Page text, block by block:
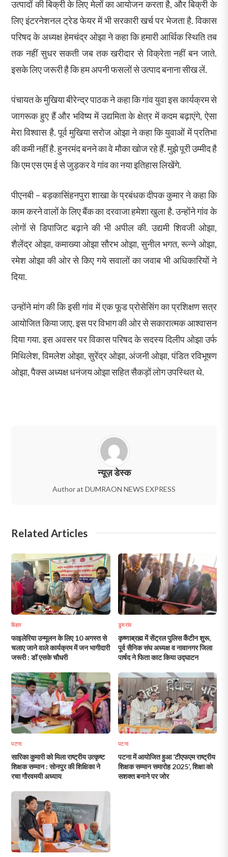
उत्पादों की बिक्री के लिए मेलों का आयोजन करता है, और बिक्री के
लिए इंटरनेशनल ट्रेड फेयर में भी सरकारी खर्च पर भेजता है. विकास
परिषद के अध्यक्ष हेमचंद्र ओझा ने कहा कि हमारी आर्थिक स्थिति तब
तक नहीं सुधर सकती जब तक खरीदार से विक्रेता नहीं बन जाते.
इसके लिए जरूरी है कि हम अपनी फसलों से उत्पाद बनाना सीख लें.
पंचायत के मुखिया बीरेन्द्र पाठक ने कहा कि गांव युवा इस कार्यक्रम से
जागरूक हुए हैं और भविष्य में उद्यमिता के क्षेत्र में कदम बढ़ाएंगे, ऐसा
मेरा विश्वास है. पूर्व मुखिया सरोज ओझा ने कहा कि युवाओं में प्रतिभा
की कमी नहीं है. हुनरमंद बनने का वे मौका खोज रहे हैं. मुझे पूरी उम्मीद है
कि एम एस एम ई से जुड़कर वे गांव का नया इतिहास लिखेंगे.
पीएनबी – बड़कासिंहनपुरा शाखा के प्रबंधक दीपक कुमार ने कहा कि
काम करने वालों के लिए बैंक का दरवाजा हमेशा खुला है. उन्होंने गांव के
लोगों से डिपाजिट बढ़ाने की भी अपील की. उद्यमी शिवजी ओझा,
शैलेंद्र ओझा, कमाख्या ओझा सौरभ ओझा, सुनील भगत, रून्ने ओझा,
रमेश ओझा की ओर से किए गये सवालों का जवाब भी अधिकारियों ने
दिया.
उन्होंने मांग की कि इसी गांव में एक फूड प्रोसेसिंग का प्रशिक्षण सत्र
आयोजित किया जाए. इस पर विभाग की ओर से सकारात्मक आश्वासन
दिया गया. इस अवसर पर विकास परिषद के सदस्य दिलीप ओझा उर्फ
मिथिलेश, विमलेश ओझा, सुरेंद्र ओझा, अंजनी ओझा, पंडित रविभूषण
ओझा, पैक्स अध्यक्ष धनंजय ओझा सहित सैकड़ों लोग उपस्थित थे.
न्यूज़ डेस्क
Author at DUMRAON NEWS EXPRESS
Related Articles
बिहार
फाइलेरिया उन्मूलन के लिए 10 अगस्त से
चलाए जाने वाले कार्यक्रम में जन भागीदारी
जरूरी : डॉ एसके चौधरी
डुमरांव
कृष्णाब्रह्म में सेंट्रल पुलिस कैंटीन शुरू,
पूर्व सैनिक संघ अध्यक्ष व नावानगर जिला
पार्षद ने फिता काट किया उद्घाटन
पटना
सारिका कुमारी को मिला राष्ट्रीय उत्कृष्ट
शिक्षक सम्मान : सोनपुर की शिक्षिका ने
रचा गौरवमयी अध्याय
पटना
पटना में आयोजित हुआ ‘टीएफएम राष्ट्रीय
शिक्षक सम्मान समारोह 2025’, शिक्षा को
सशक्त बनाने पर जोर